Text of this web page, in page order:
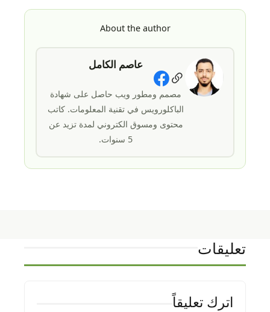
About the author
عاصم الكامل
Social Links
مصمم ومطور ويب حاصل على شهادة
الباكلورويس في تقنية المعلومات. كاتب
محتوى ومسوق الكتروني لمدة تزيد عن
5 سنوات.
تعليقات
اترك تعليقاً